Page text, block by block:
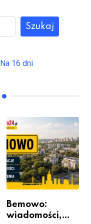
Szukaj
Na 16 dni
Bemowo:
wiadomości,